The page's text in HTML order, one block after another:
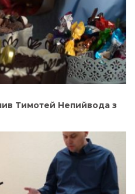
Тимотей Непийвода з